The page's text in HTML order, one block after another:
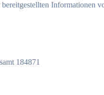
Informationen
184871